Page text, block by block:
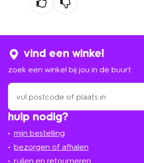
hulp nodig?
mijn bestelling
bezorgen of afhalen
ruilen en retourneren
vind een winkel
zoek een winkel bij jou in de buurt
zoek
een
winkel
bij
in
de
buurt